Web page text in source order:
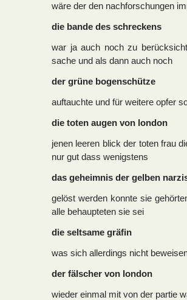
wäre der den nachforschungen
die bande des schreckens
war ja auch noch zu
sache und als dann auch noch
der grüne bogenschütze
auftauchte und für weitere opfer
die toten augen von london
jenen leeren blick der toten frau
nur gut dass wenigstens
das geheimnis der gelben
gelöst werden konnte sie
alle behaupteten sie sei
die seltsame gräfin
was sich allerdings nicht
der fälscher von london
wieder einmal mit von der partie